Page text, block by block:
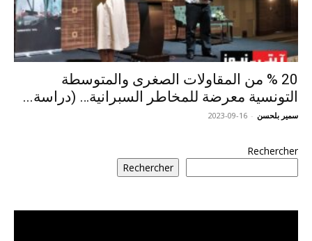
20 % من المقاولات الصغرى والمتوسطة
التونسية معرضة للمخاطر السبرانية… (دراسة...
سمير بلحسن -
2023-09-16
Rechercher
Rechercher